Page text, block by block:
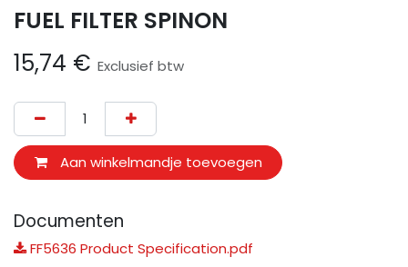
FUEL FILTER SPINON
15,74 € Exclusief btw
Aan winkelmandje toevoegen
Documenten
FF5636 Product Specification.pdf